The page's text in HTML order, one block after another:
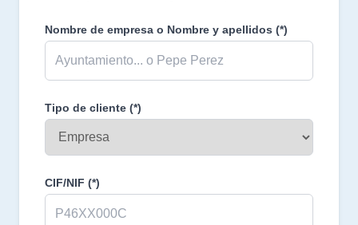
Nombre de empresa o Nombre y apellidos (*)
Tipo de cliente (*)
CIF/NIF (*)